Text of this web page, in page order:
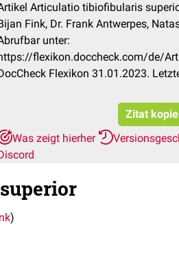
Articulatio tibiofibularis
Fink, Dr. Frank Antwerpes,
unter:
flexikon.doccheck.com/de/
Flexikon 31.01.2023.
Zitat
Was zeigt hierher
)